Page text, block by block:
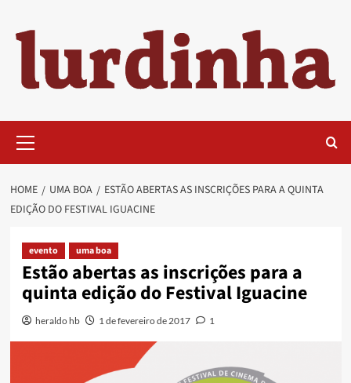
content
Menu
HOME UMA BOA
ESTÃO ABERTAS AS INSCRIÇÕES PARA A QUINTA
EDIÇÃO DO FESTIVAL IGUACINE
evento uma boa
Estão abertas as inscrições para a
quinta edição do Festival Iguacine
heraldo hb 1 de fevereiro de 2017 1